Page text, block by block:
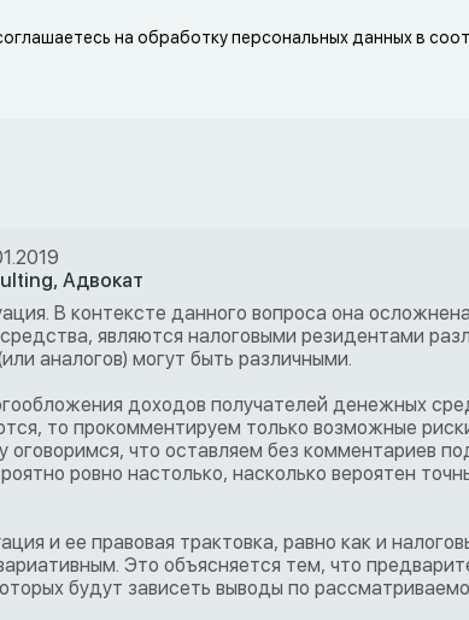
на обработку персональных данных в
Адвокат
В контексте данного вопроса она
являются налоговыми резидентами
аналогов) могут быть различными.
доходов получателей денежных
то прокомментируем только возможные
оговоримся, что оставляем без комментариев
ровно настолько, насколько вероятен
и ее правовая трактовка, равно как и
Это объясняется тем, что
будут зависеть выводы по